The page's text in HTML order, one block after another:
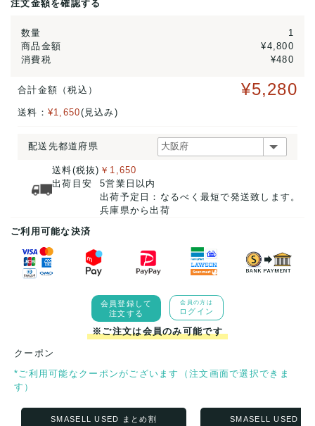
注文金額を確認する
数量
1
商品金額
¥4,800
消費税
¥480
合計金額（税込） ¥5,280
送料： ¥1,650(見込み)
配送先都道府県
送料(税抜)
出荷目安
￥1,650
5営業日以内
出荷予定日：なるべく最短で発送致します。
兵庫県から出荷
ご利用可能な決済
会員登録して
注文する
会員の方は
ログイン
※ご注文は会員のみ可能です
クーポン
*ご利用可能なクーポンがございます（注文画面で選択できま
す）
SMASELL USED まとめ割 SMASELL USED ま